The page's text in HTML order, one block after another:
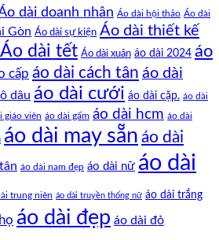
dài doanh nhân Áo dài hội thảo Áo dài
Gòn Áo dài sự kiện Áo dài thiết kế
Áo dài tết Áo dài xuân áo dài 2024 áo
cấp áo dài cách tân áo dài
dâu áo dài cưới áo dài cặp. áo dài
giáo viên áo dài gấm áo dài hcm áo dài
áo dài may sẵn áo dài
áo dài nam đẹp áo dài nữ áo dài
trung niên áo dài truyền thống nữ áo dài trắng
áo dài đẹp áo dài đỏ